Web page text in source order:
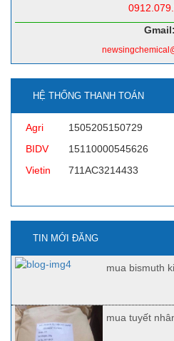
Gmail:
HỆ THỐNG THANH TOÁN
Agri
1505205150729
BIDV
15110000545626
Vietin
711AC3214433
TIN MỚI ĐĂNG
mua bismuth
mua tuyết